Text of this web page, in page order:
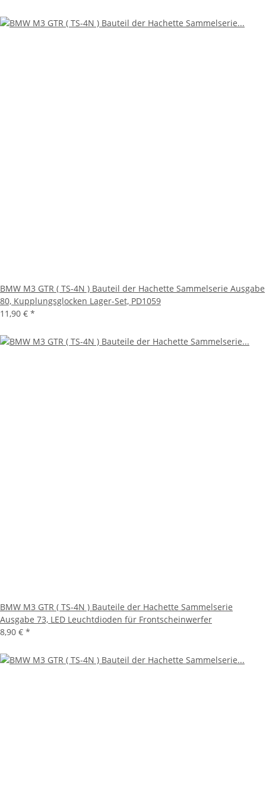
BMW M3 GTR ( TS-4N ) Bauteil der Hachette Sammelserie Ausgabe
80, Kupplungsglocken Lager-Set, PD1059
11,90 € *
BMW M3 GTR ( TS-4N ) Bauteile der Hachette Sammelserie
Ausgabe 73, LED Leuchtdioden für Frontscheinwerfer
8,90 € *